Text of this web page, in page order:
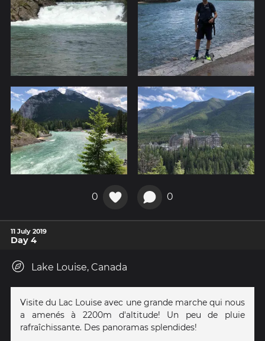
0 0
11 July 2019
Day 4
Lake Louise, Canada
Visite du Lac Louise avec une grande marche qui nous
a amenés à 2200m d'altitude! Un peu de pluie
rafraîchissante. Des panoramas splendides!